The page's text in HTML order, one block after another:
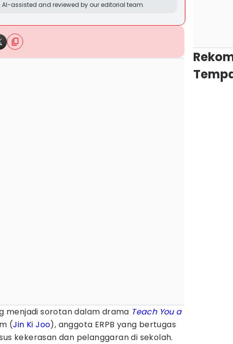
assisted and reviewed by our editorial team.
menjadi sorotan dalam drama Teach You a
(Jin Ki Joo), anggota ERPB yang bertugas
kekerasan dan pelanggaran di sekolah.